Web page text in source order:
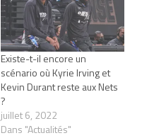
Existe-t-il encore un
scénario où Kyrie Irving et
Kevin Durant reste aux Nets
?
juillet 6, 2022
Dans "Actualités"